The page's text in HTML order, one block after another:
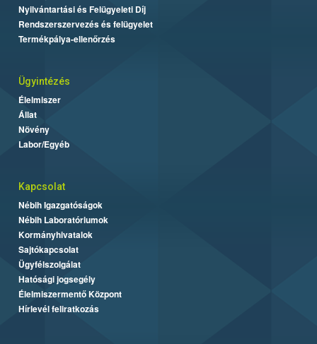
Nyilvántartási és Felügyeleti Díj
Rendszerszervezés és felügyelet
Termékpálya-ellenőrzés
Ügyintézés
Élelmiszer
Állat
Növény
Labor/Egyéb
Kapcsolat
Nébih Igazgatóságok
Nébih Laboratóriumok
Kormányhivatalok
Sajtókapcsolat
Ügyfélszolgálat
Hatósági jogsegély
Élelmiszermentő Központ
Hírlevél feliratkozás